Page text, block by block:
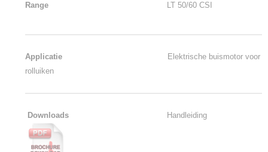
Range LT 50/60 CSI
Applicatie
Elektrische buismotor voor
rolluiken
Downloads Handleiding